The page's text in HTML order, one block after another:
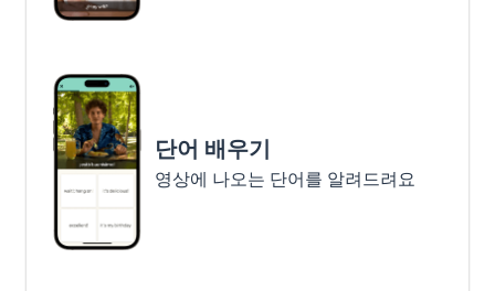
단어 배우기
영상에 나오는 단어를 알려드려요